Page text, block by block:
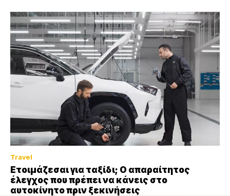
Travel
Ετοιμάζεσαι για ταξίδι; Ο απαραίτητος
έλεγχος που πρέπει να κάνεις στο
αυτοκίνητο πριν ξεκινήσεις